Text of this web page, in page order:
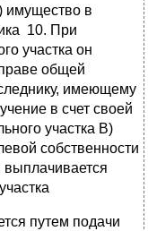
имущество в
10. При
участка он
общей
имеющему
в счет своей
участка В)
собственности
выплачивается
путем подачи